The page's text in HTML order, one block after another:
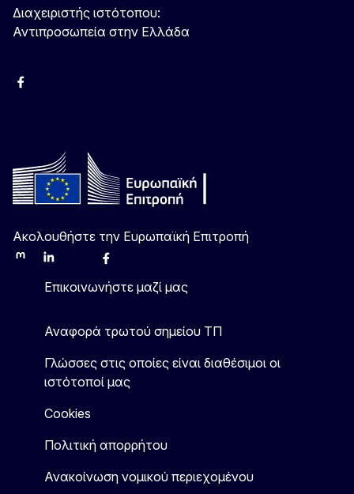
Διαχειριστής ιστότοπου:
Αντιπροσωπεία στην Ελλάδα
Facebook
Ακολουθήστε την Ευρωπαϊκή Επιτροπή
MastodonLinkedInBlueskyFacebook
Επικοινωνήστε μαζί μας
Αναφορά τρωτού σημείου ΤΠ
Γλώσσες στις οποίες είναι διαθέσιμοι οι
ιστότοποί μας
Cookies
Πολιτική απορρήτου
Ανακοίνωση νομικού περιεχομένου